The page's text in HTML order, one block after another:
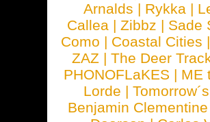
Arnalds | Rykka |
Callea | Zibbz | Sade
Como | Coastal Cities
ZAZ |The Deer
PHONOFLaKES | ME
Lorde |
Benjamin Clementine